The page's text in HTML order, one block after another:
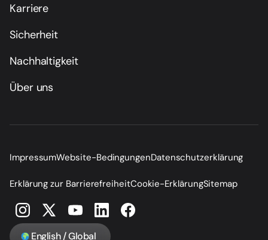
Karriere
Sicherheit
Nachhaltigkeit
Über uns
ImpressumWebsite-BedingungenDatenschutzerklärung
Erklärung zur BarrierefreiheitCookie-ErklärungSitemap
English / Global